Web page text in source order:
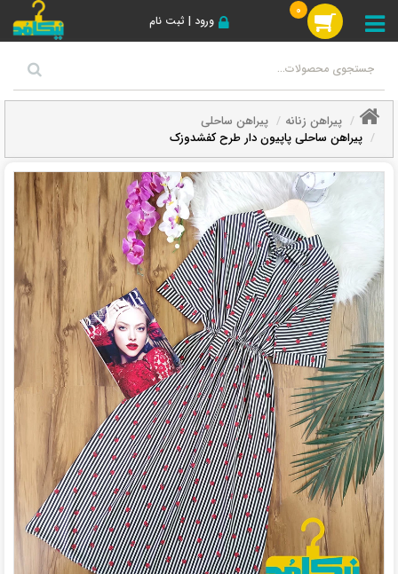
ورود | ثبت نام
0
پیراهن زنانه
پیراهن ساحلی
پیراهن ساحلی پاپیون دار طرح کفشدوزک